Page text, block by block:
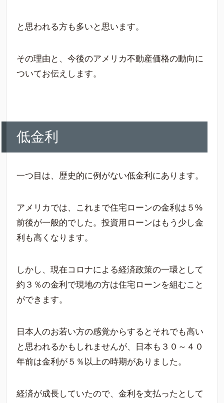
と思われる方も多いと思います。
その理由と、今後のアメリカ不動産価格の動向に
ついてお伝えします。
低金利
一つ目は、歴史的に例がない低金利にあります。
アメリカでは、これまで住宅ローンの金利は５%
前後が一般的でした。投資用ローンはもう少し金
利も高くなります。
しかし、現在コロナによる経済政策の一環として
約３％の金利で現地の方は住宅ローンを組むこと
ができます。
日本人のお若い方の感覚からするとそれでも高い
と思われるかもしれませんが、日本も３０～４０
年前は金利が５％以上の時期がありました。
経済が成長していたので、金利を支払ったとして